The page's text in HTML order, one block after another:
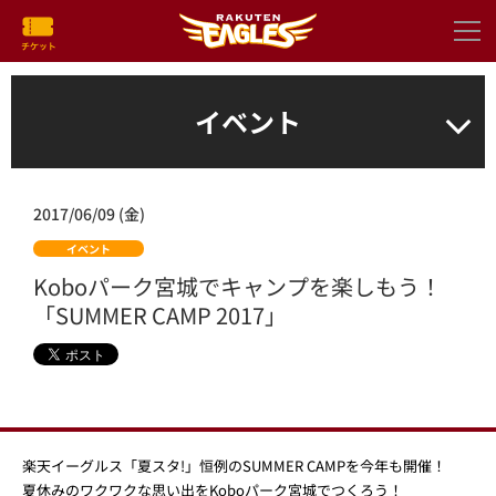
イベント
2017/06/09 (金)
イベント
Koboパーク宮城でキャンプを楽しもう！
「SUMMER CAMP 2017」
楽天イーグルス「夏スタ!」恒例のSUMMER CAMPを今年も開催！
夏休みのワクワクな思い出をKoboパーク宮城でつくろう！